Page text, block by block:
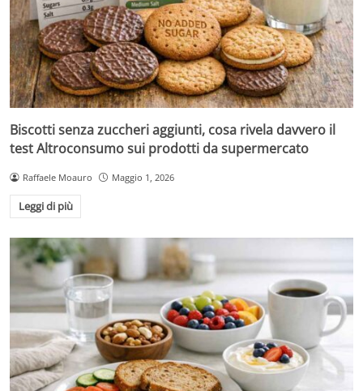
Biscotti senza zuccheri aggiunti, cosa rivela davvero il
test Altroconsumo sui prodotti da supermercato
Raffaele Moauro Maggio 1, 2026
Leggi di più